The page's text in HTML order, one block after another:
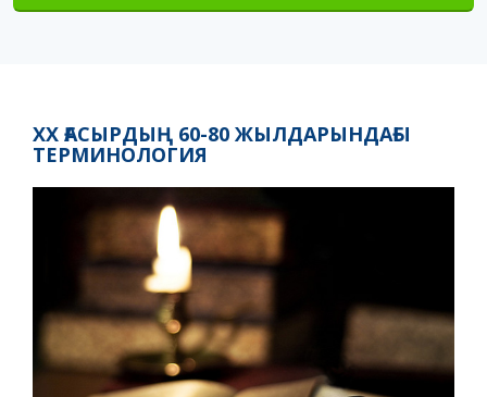
ХХ ҒАСЫРДЫҢ 60-80 ЖЫЛДАРЫНДАҒЫ
ТЕРМИНОЛОГИЯ